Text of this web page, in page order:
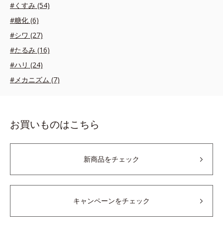
#くすみ (54)
#糖化 (6)
#シワ (27)
#たるみ (16)
#ハリ (24)
#メカニズム (7)
お買いものはこちら
新商品をチェック
キャンペーンをチェック